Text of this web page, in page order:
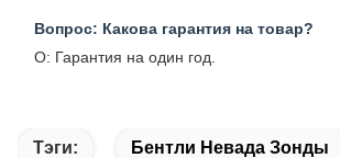
Вопрос: Какова гарантия на товар?
О: Гарантия на один год.
Тэги: Бентли Невада Зонды